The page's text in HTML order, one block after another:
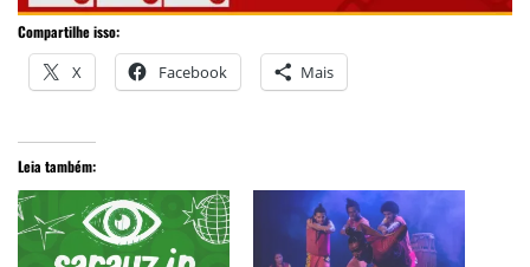
Compartilhe isso:
X Facebook Mais
Leia também: